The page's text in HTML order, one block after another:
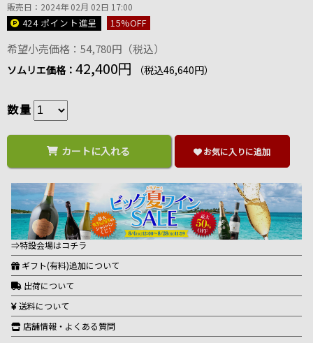
販売日：2024年 02月 02日 17:00
424 ポイント進呈 15%OFF
希望小売価格：54,780円（税込）
ソムリエ価格： 42,400円 （税込46,640円）
数量
カートに入れる お気に入りに追加
⇒特設会場はコチラ
ギフト(有料)追加について
出荷について
送料について
店舗情報・よくある質問